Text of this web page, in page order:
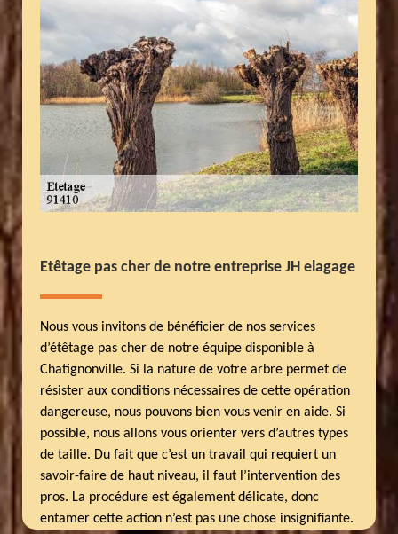
Etêtage pas cher de notre entreprise JH elagage
Nous vous invitons de bénéficier de nos services
d’étêtage pas cher de notre équipe disponible à
Chatignonville. Si la nature de votre arbre permet de
résister aux conditions nécessaires de cette opération
dangereuse, nous pouvons bien vous venir en aide. Si
possible, nous allons vous orienter vers d’autres types
de taille. Du fait que c’est un travail qui requiert un
savoir-faire de haut niveau, il faut l’intervention des
pros. La procédure est également délicate, donc
entamer cette action n’est pas une chose insignifiante.